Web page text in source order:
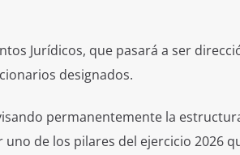
Jurídicos, que pasará a ser
designados.
permanentemente la
de los pilares del ejercicio 2026